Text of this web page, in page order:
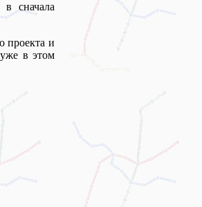
в сначала
проекта и
в этом